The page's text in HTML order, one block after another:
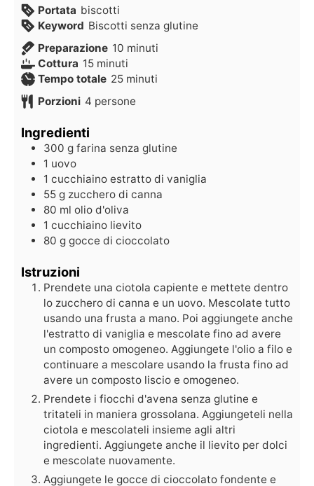
Portata biscotti
Keyword Biscotti senza glutine
Preparazione 10 minuti
Cottura 15 minuti
Tempo totale 25 minuti
Porzioni 4 persone
Ingredienti
300 g farina senza glutine
1 uovo
1 cucchiaino estratto di vaniglia
55 g zucchero di canna
80 ml olio d'oliva
1 cucchiaino lievito
80 g gocce di cioccolato
Istruzioni
Prendete una ciotola capiente e mettete dentro
lo zucchero di canna e un uovo. Mescolate tutto
usando una frusta a mano. Poi aggiungete anche
l'estratto di vaniglia e mescolate fino ad avere
un composto omogeneo. Aggiungete l'olio a filo e
continuare a mescolare usando la frusta fino ad
avere un composto liscio e omogeneo.
Prendete i fiocchi d'avena senza glutine e
tritateli in maniera grossolana. Aggiungeteli nella
ciotola e mescolateli insieme agli altri
ingredienti. Aggiungete anche il lievito per dolci
e mescolate nuovamente.
Aggiungete le gocce di cioccolato fondente e